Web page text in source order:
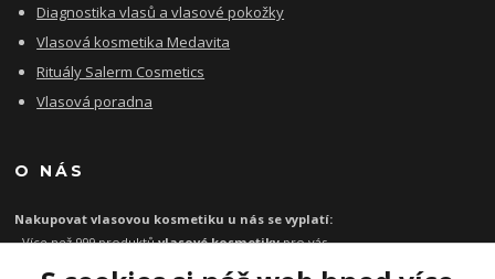
Diagnostika vlasů a vlasové pokožky
Vlasová kosmetika Medavita
Rituály Salerm Cosmetics
Vlasová poradna
O NÁS
Nakupovat vlasovou kosmetiku u nás se vyplatí:
- Více než 999 produktůvlasové kosmetikypro vás